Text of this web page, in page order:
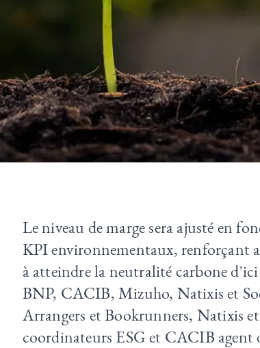
Le niveau de marge sera ajusté en
KPI environnementaux, renforçant
à atteindre la neutralité carbone
BNP, CACIB, Mizuho, Natixis et
Arrangers et Bookrunners, Natixis
coordinateurs ESG et CACIB agent